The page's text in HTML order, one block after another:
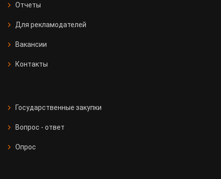
Отчеты
Для рекламодателей
Вакансии
Контакты
Государственные закупки
Вопрос - ответ
Опрос